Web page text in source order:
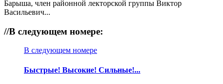
Барыша, член районной лекторской группы Виктор
Васильевич...
//В следующем номере:
В следующем номере
Быстрые! Высокие! Сильные!...